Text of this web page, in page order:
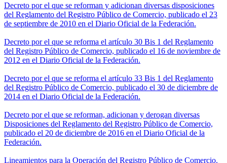
Decreto por el que se reforman y adicionan diversas disposiciones
del Reglamento del Registro Público de Comercio, publicado el 23
de septiembre de 2010 en el Diario Oficial de la Federación.
Decreto por el que se reforma el artículo 30 Bis 1 del Reglamento
del Registro Público de Comercio, publicado el 16 de noviembre de
2012 en el Diario Oficial de la Federación.
Decreto por el que se reforma el artículo 33 Bis 1 del Reglamento
del Registro Público de Comercio, publicado el 30 de diciembre de
2014 en el Diario Oficial de la Federación.
Decreto por el que se reforman, adicionan y derogan diversas
Disposiciones del Reglamento del Registro Público de Comercio,
publicado el 20 de diciembre de 2016 en el Diario Oficial de la
Federación.
Lineamientos para la Operación del Registro Público de Comercio.